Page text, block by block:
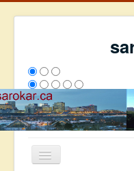
Toggle